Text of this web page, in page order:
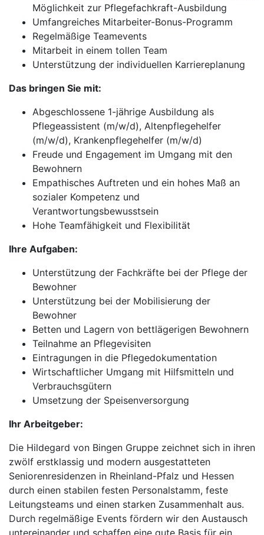
Möglichkeit zur Pflegefachkraft-Ausbildung
Umfangreiches Mitarbeiter-Bonus-Programm
Regelmäßige Teamevents
Mitarbeit in einem tollen Team
Unterstützung der individuellen Karriereplanung
Das bringen Sie mit:
Abgeschlossene 1-jährige Ausbildung als
Pflegeassistent (m/w/d), Altenpflegehelfer
(m/w/d), Krankenpflegehelfer (m/w/d)
Freude und Engagement im Umgang mit den
Bewohnern
Empathisches Auftreten und ein hohes Maß an
sozialer Kompetenz und
Verantwortungsbewusstsein
Hohe Teamfähigkeit und Flexibilität
Ihre Aufgaben:
Unterstützung der Fachkräfte bei der Pflege der
Bewohner
Unterstützung bei der Mobilisierung der
Bewohner
Betten und Lagern von bettlägerigen Bewohnern
Teilnahme an Pflegevisiten
Eintragungen in die Pflegedokumentation
Wirtschaftlicher Umgang mit Hilfsmitteln und
Verbrauchsgütern
Umsetzung der Speisenversorgung
Ihr Arbeitgeber:
Die Hildegard von Bingen Gruppe zeichnet sich in ihren
zwölf erstklassig und modern ausgestatteten
Seniorenresidenzen in Rheinland-Pfalz und Hessen
durch einen stabilen festen Personalstamm, feste
Leitungsteams und einen starken Zusammenhalt aus.
Durch regelmäßige Events fördern wir den Austausch
untereinander und schaffen eine gute Basis für ein